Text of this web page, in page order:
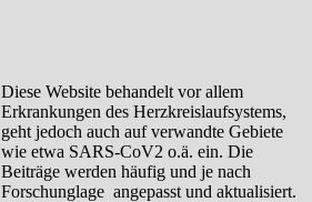
Diese Website behandelt vor allem
Erkrankungen des Herzkreislaufsystems,
geht jedoch auch auf verwandte Gebiete
wie etwa SARS-CoV2 o.ä. ein. Die
Beiträge werden häufig und je nach
Forschunglage angepasst und aktualisiert.